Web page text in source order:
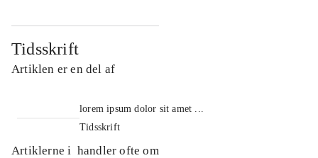
Tidsskrift
Artiklen er en del af
lorem ipsum dolor sit amet ...
Tidsskrift
Artiklerne i handler ofte om